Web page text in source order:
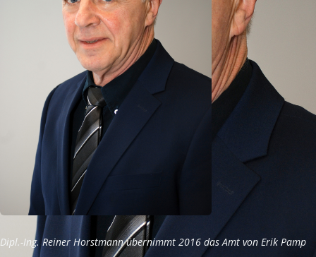
Dipl.-Ing. Reiner Horstmann übernimmt 2016 das Amt von Erik Pamp